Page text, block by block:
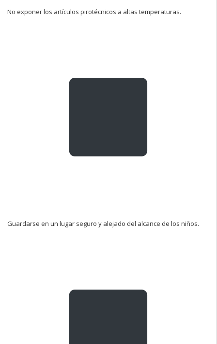
No exponer los artículos pirotécnicos a altas temperaturas.
Guardarse en un lugar seguro y alejado del alcance de los niños.